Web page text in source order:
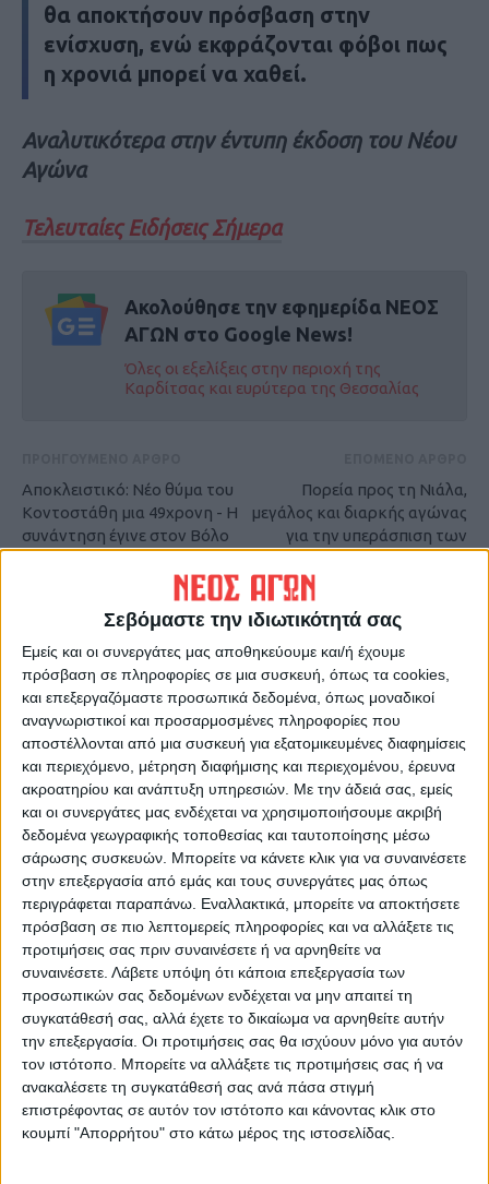
Σεβόμαστε την ιδιωτικότητά σας
Εμείς και οι συνεργάτες μας αποθηκεύουμε και/ή έχουμε
πρόσβαση σε πληροφορίες σε μια συσκευή, όπως τα cookies,
και επεξεργαζόμαστε προσωπικά δεδομένα, όπως μοναδικοί
αναγνωριστικοί και προσαρμοσμένες πληροφορίες που
αποστέλλονται από μια συσκευή για εξατομικευμένες διαφημίσεις
και περιεχόμενο, μέτρηση διαφήμισης και περιεχομένου, έρευνα
ακροατηρίου και ανάπτυξη υπηρεσιών. Με την άδειά σας, εμείς
και οι συνεργάτες μας ενδέχεται να χρησιμοποιήσουμε ακριβή
δεδομένα γεωγραφικής τοποθεσίας και ταυτοποίησης μέσω
σάρωσης συσκευών. Μπορείτε να κάνετε κλικ για να συναινέσετε
στην επεξεργασία από εμάς και τους συνεργάτες μας όπως
περιγράφεται παραπάνω. Εναλλακτικά, μπορείτε να αποκτήσετε
πρόσβαση σε πιο λεπτομερείς πληροφορίες και να αλλάξετε τις
προτιμήσεις σας πριν συναινέσετε ή να αρνηθείτε να
συναινέσετε. Λάβετε υπόψη ότι κάποια επεξεργασία των
προσωπικών σας δεδομένων ενδέχεται να μην απαιτεί τη
συγκατάθεσή σας, αλλά έχετε το δικαίωμα να αρνηθείτε αυτήν
την επεξεργασία. Οι προτιμήσεις σας θα ισχύουν μόνο για αυτόν
τον ιστότοπο. Μπορείτε να αλλάξετε τις προτιμήσεις σας ή να
ανακαλέσετε τη συγκατάθεσή σας ανά πάσα στιγμή
επιστρέφοντας σε αυτόν τον ιστότοπο και κάνοντας κλικ στο
κουμπί "Απορρήτου" στο κάτω μέρος της ιστοσελίδας.
θα αποκτήσουν πρόσβαση στην
ενίσχυση, ενώ εκφράζονται φόβοι πως
η χρονιά μπορεί να χαθεί.
Αναλυτικότερα στην έντυπη έκδοση του Νέου
Αγώνα
Τελευταίες Ειδήσεις Σήμερα
Ακολούθησε την εφημερίδα ΝΕΟΣ
ΑΓΩΝ στο Google News!
Όλες οι εξελίξεις στην περιοχή της
Καρδίτσας και ευρύτερα της Θεσσαλίας
Αποκλειστικό: Νέο θύμα του
Κοντοστάθη μια 49χρονη - Η
συνάντηση έγινε στον Βόλο
Πορεία προς τη Νιάλα,
μεγάλος και διαρκής αγώνας
για την υπεράσπιση των
ΝΕΟΣ ΑΓΩΝ
https://neosagon.gr
Η Αρχαιότερη Καθημερινή Πρωινή Εφημερίδα της Καρδίτσας
ΠΑΡΟΜΟΙΑ ΑΡΘΡΑ